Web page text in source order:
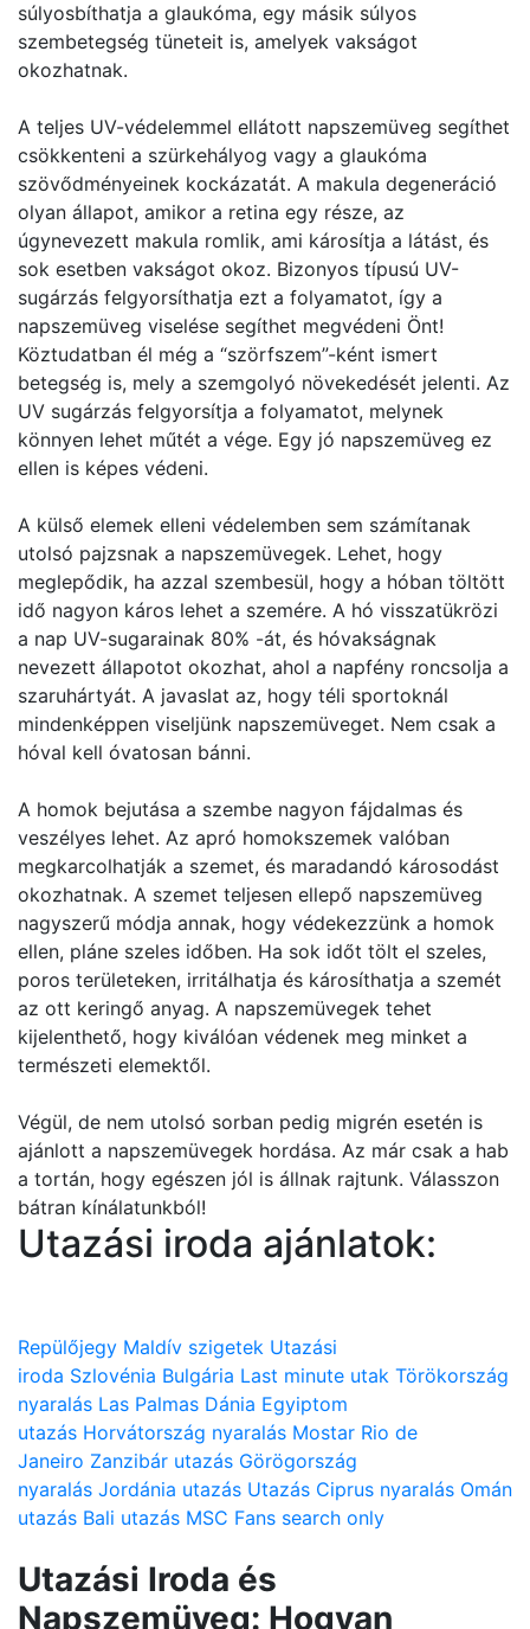
súlyosbíthatja a glaukóma, egy másik súlyos
szembetegség tüneteit is, amelyek vakságot
okozhatnak.
A teljes UV-védelemmel ellátott napszemüveg segíthet
csökkenteni a szürkehályog vagy a glaukóma
szövődményeinek kockázatát. A makula degeneráció
olyan állapot, amikor a retina egy része, az
úgynevezett makula romlik, ami károsítja a látást, és
sok esetben vakságot okoz. Bizonyos típusú UV-
sugárzás felgyorsíthatja ezt a folyamatot, így a
napszemüveg viselése segíthet megvédeni Önt!
Köztudatban él még a “szörfszem”-ként ismert
betegség is, mely a szemgolyó növekedését jelenti. Az
UV sugárzás felgyorsítja a folyamatot, melynek
könnyen lehet műtét a vége. Egy jó napszemüveg ez
ellen is képes védeni.
A külső elemek elleni védelemben sem számítanak
utolsó pajzsnak a napszemüvegek. Lehet, hogy
meglepődik, ha azzal szembesül, hogy a hóban töltött
idő nagyon káros lehet a szemére. A hó visszatükrözi
a nap UV-sugarainak 80% -át, és hóvakságnak
nevezett állapotot okozhat, ahol a napfény roncsolja a
szaruhártyát. A javaslat az, hogy téli sportoknál
mindenképpen viseljünk napszemüveget. Nem csak a
hóval kell óvatosan bánni.
A homok bejutása a szembe nagyon fájdalmas és
veszélyes lehet. Az apró homokszemek valóban
megkarcolhatják a szemet, és maradandó károsodást
okozhatnak. A szemet teljesen ellepő napszemüveg
nagyszerű módja annak, hogy védekezzünk a homok
ellen, pláne szeles időben. Ha sok időt tölt el szeles,
poros területeken, irritálhatja és károsíthatja a szemét
az ott keringő anyag. A napszemüvegek tehet
kijelenthető, hogy kiválóan védenek meg minket a
természeti elemektől.
Végül, de nem utolsó sorban pedig migrén esetén is
ajánlott a napszemüvegek hordása. Az már csak a hab
a tortán, hogy egészen jól is állnak rajtunk. Válasszon
bátran kínálatunkból!
Utazási iroda ajánlatok:
Repülőjegy Maldív szigetek Utazási
iroda Szlovénia Bulgária Last minute utak Törökország
nyaralás Las Palmas Dánia Egyiptom
utazás Horvátország nyaralás Mostar Rio de
Janeiro Zanzibár utazás Görögország
nyaralás Jordánia utazás Utazás Ciprus nyaralás Omán
utazás Bali utazás MSC Fans search only
Utazási Iroda és
Napszemüveg: Hogyan